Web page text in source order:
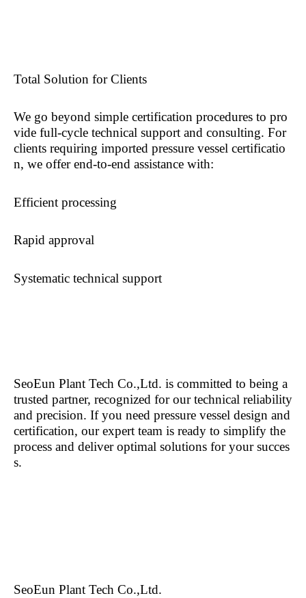
Total Solution for Clients
We go beyond simple certification procedures to pro
vide full-cycle technical support and consulting. For
clients requiring imported pressure vessel certificatio
n, we offer end-to-end assistance with:
Efficient processing
Rapid approval
Systematic technical support
SeoEun Plant Tech Co.,Ltd. is committed to being a
trusted partner, recognized for our technical reliability
and precision. If you need pressure vessel design and
certification, our expert team is ready to simplify the
process and deliver optimal solutions for your succes
s.
SeoEun Plant Tech Co.,Ltd.